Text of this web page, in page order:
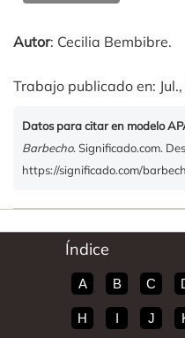
Autor: Cecilia Bembibre.
Trabajo publicado en:
Datos para citar en modelo
Barbecho. Significado.com.
https://significado.com/
Índice
A B C
H I J